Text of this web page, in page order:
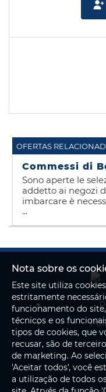
OFERTAS
Commessi di
Sono aperte le
addetto ai negozi
imbarcare è
dell'iscrizione alla
merito. E'
colloquio, avere
II categoria.
Personale
Armatoriale -
su navi da carico
passeggeri/merci
...
Nota sobre os
Este site utiliza
estritamente
funcionamento do
técnicos e os
tipos de cookies, que
recusar, são de
de marketing. Ao
'Aceitar todos', você
a utilização de todos